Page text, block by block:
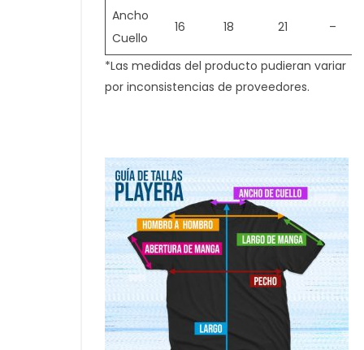
Ancho
Cuello
16 18 21 –
*Las medidas del producto pudieran variar
por inconsistencias de proveedores.